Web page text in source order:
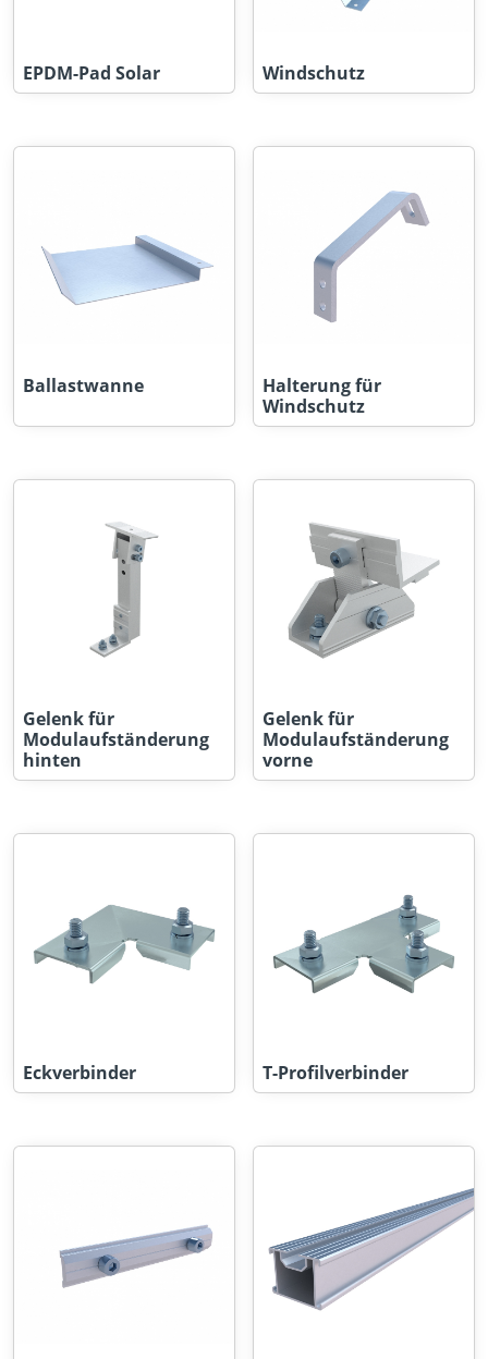
EPDM-Pad Solar Windschutz
Ballastwanne
Halterung für
Windschutz
Gelenk für
Modulaufständerung
hinten
Gelenk für
Modulaufständerung
vorne
Eckverbinder T-Profilverbinder